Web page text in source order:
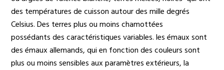
des températures de cuisson autour des mille degrés
Celsius. Des terres plus ou moins chamottées
possédants des caractéristiques variables. les émaux sont
des émaux allemands, qui en fonction des couleurs sont
plus ou moins sensibles aux paramètres extérieurs, la